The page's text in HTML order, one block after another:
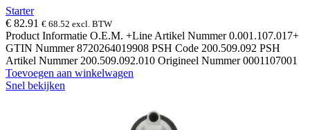
Starter
€ 82.91 € 68.52 excl. BTW
Product Informatie O.E.M. +Line Artikel Nummer 0.001.107.017+
GTIN Nummer 8720264019908 PSH Code 200.509.092 PSH
Artikel Nummer 200.509.092.010 Origineel Nummer 0001107001
Toevoegen aan winkelwagen
Snel bekijken